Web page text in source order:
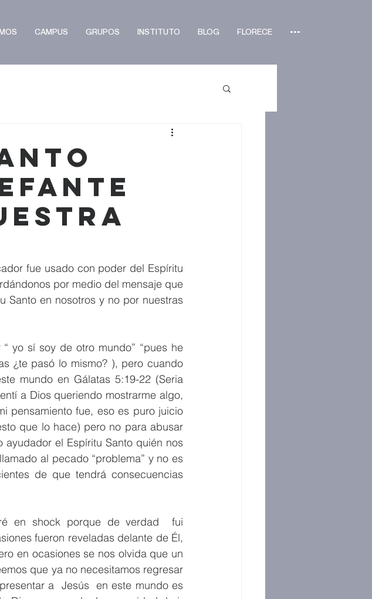
CAMPUS GRUPOS INSTITUTO BLOG FLORECE •••
fue usado con poder del Espíritu
por medio del mensaje que
Santo en nosotros y no por nuestras
yo sí soy de otro mundo” “pues he
¿te pasó lo mismo? ), pero cuando
mundo en Gálatas 5:19-22 (Seria
a Dios queriendo mostrarme algo,
pensamiento fue, eso es puro juicio
que lo hace) pero no para abusar
el Espíritu Santo quién nos
al pecado “problema” y no es
de que tendrá consecuencias
en shock porque de verdad  fui
fueron reveladas delante de Él,
en ocasiones se nos olvida que un
que ya no necesitamos regresar
a  Jesús  en este mundo es